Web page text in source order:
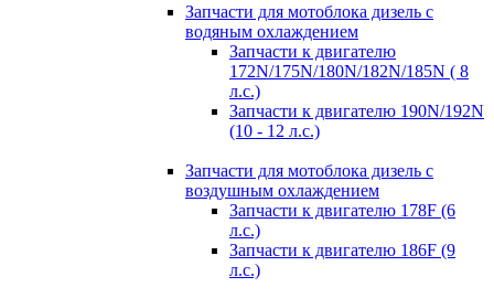
Запчасти для мотоблока дизель с
водяным охлаждением
Запчасти к двигателю
172N/175N/180N/182N/185N ( 8
л.с.)
Запчасти к двигателю 190N/192N
(10 - 12 л.с.)
Запчасти для мотоблока дизель с
воздушным охлаждением
Запчасти к двигателю 178F (6
л.с.)
Запчасти к двигателю 186F (9
л.с.)